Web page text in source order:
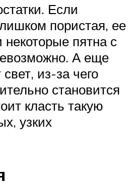
Если
пористая, ее
пятна с
А еще
из-за чего
становится
класть такую
узких